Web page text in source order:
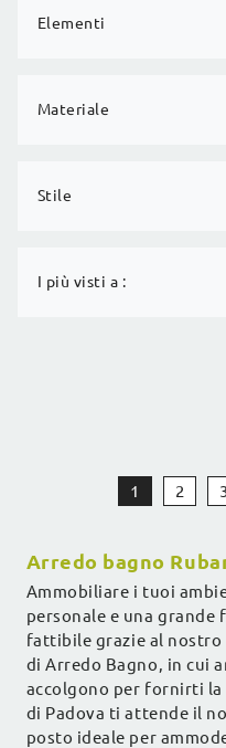
Elementi
Materiale
Stile
I più visti a :
1 2
Arredo bagno
Ammobiliare i tuoi
personale e una
fattibile grazie al
di Arredo Bagno, in cui
accolgono per fornirti la
di Padova ti attende il
posto ideale per